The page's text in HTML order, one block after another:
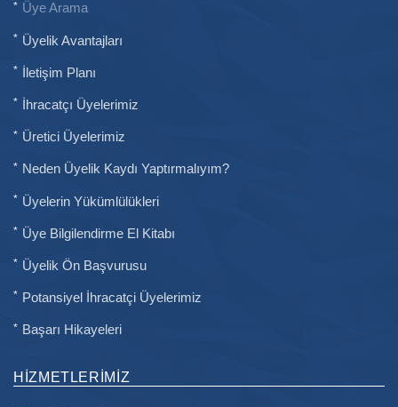
Üye Arama
Üyelik Avantajları
İletişim Planı
İhracatçı Üyelerimiz
Üretici Üyelerimiz
Neden Üyelik Kaydı Yaptırmalıyım?
Üyelerin Yükümlülükleri
Üye Bilgilendirme El Kitabı
Üyelik Ön Başvurusu
Potansiyel İhracatçi Üyelerimiz
Başarı Hikayeleri
HIZMETLERIMIZ